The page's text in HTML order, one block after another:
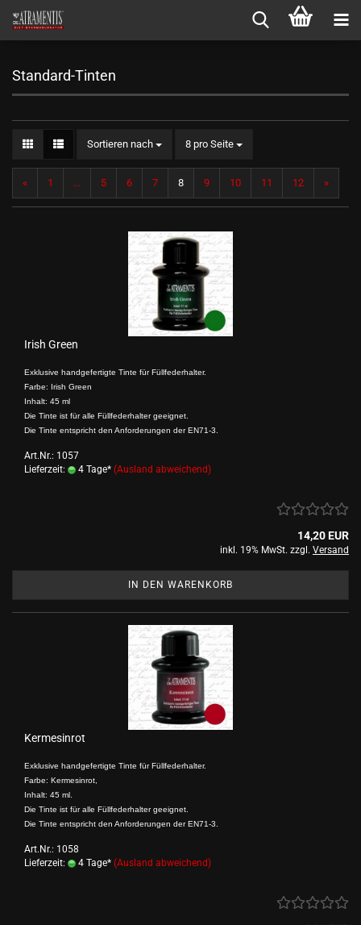
Standard-Tinten
Sortieren nach
Sortieren nach 8 pro Seite
pro Seite
« 1 ... 5 6 7 8 9 10 11 12 »
Irish Green
Exklusive handgefertigte Tinte für Füllfederhalter.
Farbe: Irish Green
Inhalt: 45 ml
Die Tinte ist für alle Füllfederhalter geeignet.
Die Tinte entspricht den Anforderungen der EN71-3.
Art.Nr.: 1057
Lieferzeit:
4 Tage* (Ausland abweichend)
14,20 EUR
inkl. 19% MwSt. zzgl. Versand
IN DEN WARENKORB
Kermesinrot
Exklusive handgefertigte Tinte für Füllfederhalter.
Farbe: Kermesinrot,
Inhalt: 45 ml.
Die Tinte ist für alle Füllfederhalter geeignet.
Die Tinte entspricht den Anforderungen der EN71-3.
Art.Nr.: 1058
Lieferzeit:
4 Tage* (Ausland abweichend)